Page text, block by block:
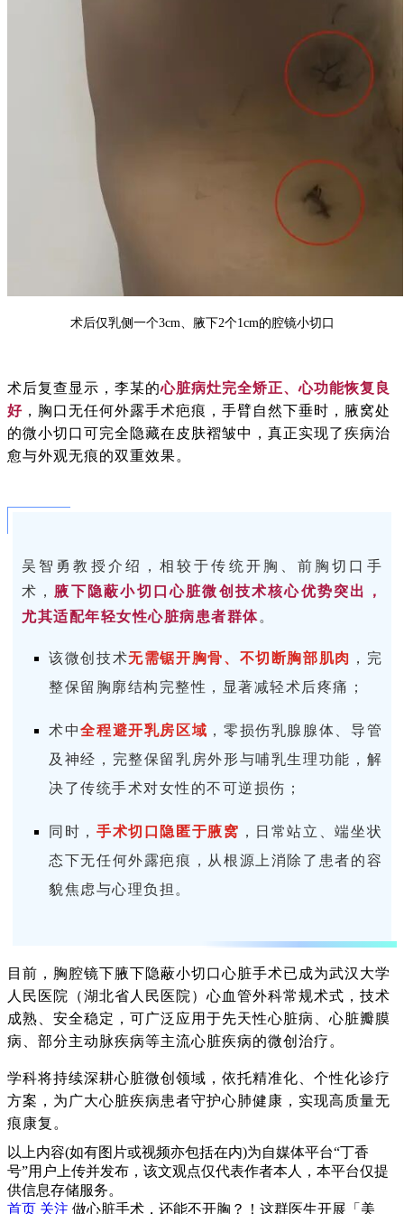
术后仅乳侧一个3cm、腋下2个1cm的腔镜小切口
术后复查显示，李某的心脏病灶完全矫正、心功能恢复良
好 ，胸口无任何外露手术疤痕，手臂自然下垂时，腋窝处
的微小切口可完全隐藏在皮肤褶皱中，真正实现了疾病治
愈与外观无痕的双重效果。
吴智勇教授介绍，相较于传统开胸、前胸切口手
术， 腋下隐蔽小切口心脏微创技术核心优势突出，
尤其适配年轻女性心脏病患者群体。
该微创技术无需锯开胸骨、不切断胸部肌肉 ，完
整保留胸廓结构完整性，显著减轻术后疼痛；
术中全程避开乳房区域 ，零损伤乳腺腺体、导管
及神经，完整保留乳房外形与哺乳生理功能，解
决了传统手术对女性的不可逆损伤；
同时， 手术切口隐匿于腋窝 ，日常站立、端坐状
态下无任何外露疤痕，从根源上消除了患者的容
貌焦虑与心理负担。
目前，胸腔镜下腋下隐蔽小切口心脏手术已成为武汉大学
人民医院（湖北省人民医院）心血管外科常规术式，技术
成熟、安全稳定，可广泛应用于先天性心脏病、心脏瓣膜
病、部分主动脉疾病等主流心脏疾病的微创治疗。
学科将持续深耕心脏微创领域，依托精准化、个性化诊疗
方案，为广大心脏疾病患者守护心肺健康，实现高质量无
痕康复。
以上内容(如有图片或视频亦包括在内)为自媒体平台“丁香
号”用户上传并发布，该文观点仅代表作者本人，本平台仅提
供信息存储服务。
首页 关注 做心脏手术，还能不开胸？！这群医生开展「美